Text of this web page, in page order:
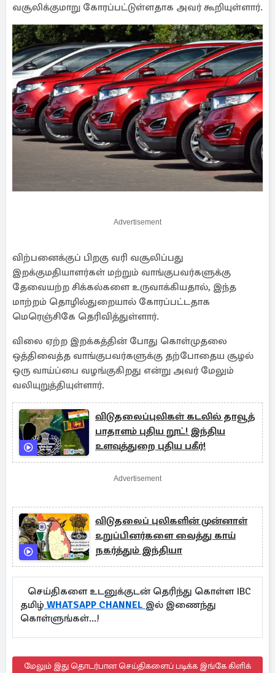
வசூலிக்குமாறு கோரப்பட்டுள்ளதாக அவர் கூறியுள்ளார்.
Advertisement
விற்பனைக்குப் பிறகு வரி வசூலிப்பது
இறக்குமதியாளர்கள் மற்றும் வாங்குபவர்களுக்கு
தேவையற்ற சிக்கல்களை உருவாக்கியதால், இந்த
மாற்றம் தொழில்துறையால் கோரப்பட்டதாக
மெரெஞ்சிகே தெரிவித்துள்ளார்.
விலை ஏற்ற இறக்கத்தின் போது கொள்முதலை
ஒத்திவைத்த வாங்குபவர்களுக்கு தற்போதைய சூழல்
ஒரு வாய்ப்பை வழங்குகிறது என்று அவர் மேலும்
வலியுறுத்தியுள்ளார்.
விடுதலைப்புலிகள் கடலில் தாவூத்
பாதாளம் புதிய றூட்! இந்திய
உளவுத்துறை புதிய பகீர்!
Advertisement
விடுதலைப் புலிகளின் முன்னாள்
உறுப்பினர்களை வைத்து காய்
நகர்த்தும் இந்தியா
செய்திகளை உடனுக்குடன் தெரிந்து கொள்ள IBC
தமிழ் WHATSAPP CHANNEL இல் இணைந்து
கொள்ளுங்கள்...!
மேலும் இது தொடர்பான செய்திகளைப் படிக்க இங்கே கிளிக்